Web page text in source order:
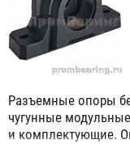
Разъемные опоры
чугунные
и комплектующие.